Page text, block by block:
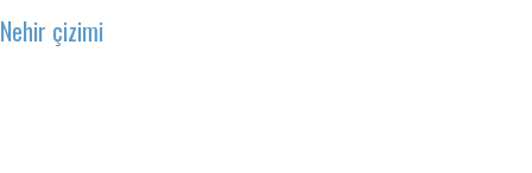
Nehir çizimi